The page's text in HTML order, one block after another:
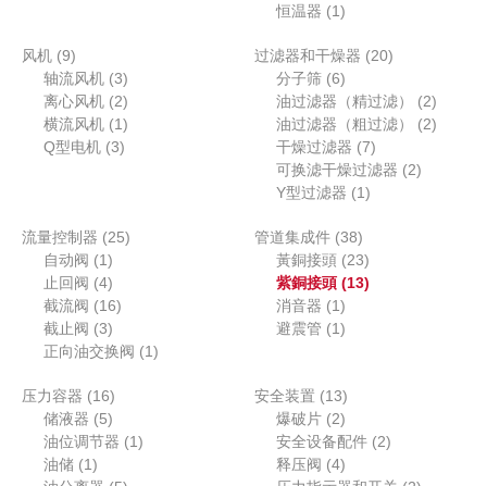
恒温器 1 1
产
品
风机 99
个
产
品
轴流风机 33
个
产
品
离心风机 22
个
产
横流风机 1 1
个
Q型电机 33
过滤器和干燥器 202
个
产
分子筛 66
个
产
品
油过滤器（精过滤） 22
个
油过滤器（粗过滤） 22
干燥过滤器 77
个
可换滤干燥过滤器 22
Y型过滤器 1 1
品
流量控制器 252
自动阀 1 1
个
产
品
止回阀 44
个
产
品
截流阀 161
个
截止阀 33
个
品
正向油交换阀 1 1
管道集成件 383
8
个
黃銅接頭 232
3
紫銅接頭 131
消音器 1 1
个
避震管 1 1
品
压力容器 161
6
个
储液器 55
个
油位调节器 1 1
油储 1 1
安全装置 131
3
个
产
爆破片 22
个
产
安全设备配件 22
释压阀 44